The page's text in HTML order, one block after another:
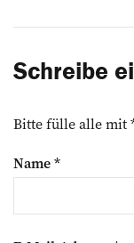
Schreibe
Bitte fülle alle mit
Name*